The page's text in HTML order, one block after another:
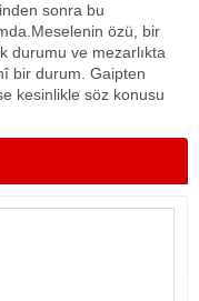
sonra bu
özü, bir
durumu ve mezarlıkta
bir durum. Gaipten
kesinlikle söz konusu